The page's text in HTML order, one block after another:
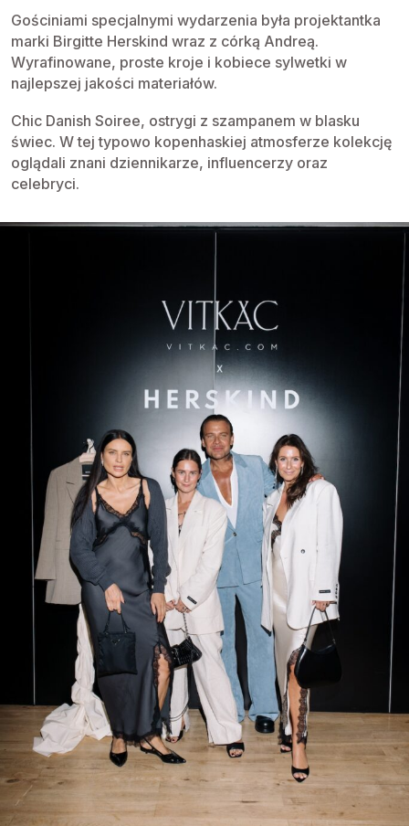
Gościniami specjalnymi wydarzenia była projektantka
marki Birgitte Herskind wraz z córką Andreą.
Wyrafinowane, proste kroje i kobiece sylwetki w
najlepszej jakości materiałów.
Chic Danish Soiree, ostrygi z szampanem w blasku
świec. W tej typowo kopenhaskiej atmosferze kolekcję
oglądali znani dziennikarze, influencerzy oraz
celebryci.